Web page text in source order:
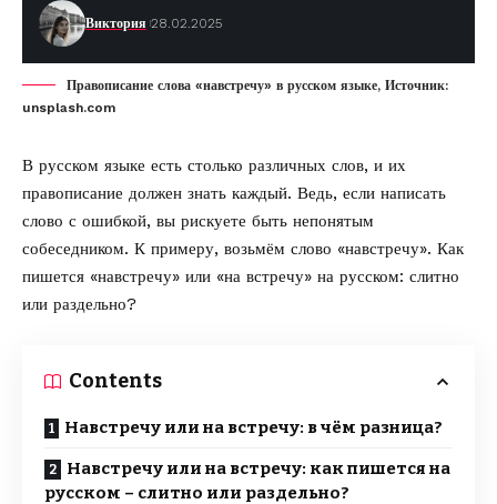
Виктория 28.02.2025
Правописание слова «навстречу» в русском языке, Источник:
unsplash.com
В русском языке есть столько различных слов, и их
правописание должен знать каждый. Ведь, если написать
слово с ошибкой, вы рискуете быть непонятым
собеседником. К примеру, возьмём слово «навстречу». Как
пишется «навстречу» или «на встречу» на русском: слитно
или раздельно?
Contents
Навстречу или на встречу: в чём разница?
Навстречу или на встречу: как пишется на
русском – слитно или раздельно?